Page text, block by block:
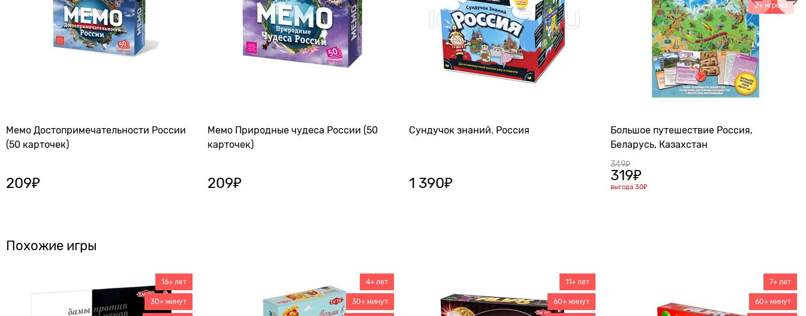
Мемо Достопримечательности России
(50 карточек)
209₽
Мемо Природные чудеса России (50
карточек)
209₽
Сундучок знаний. Россия
1 390₽
Большое путешествие Россия,
Беларусь, Казахстан
2+ игрока
349₽
319₽
выгода 30₽
Похожие игры
16+ лет
30+ минут
4+ лет
30+ минут
11+ лет
60+ минут
7+ лет
60+ минут